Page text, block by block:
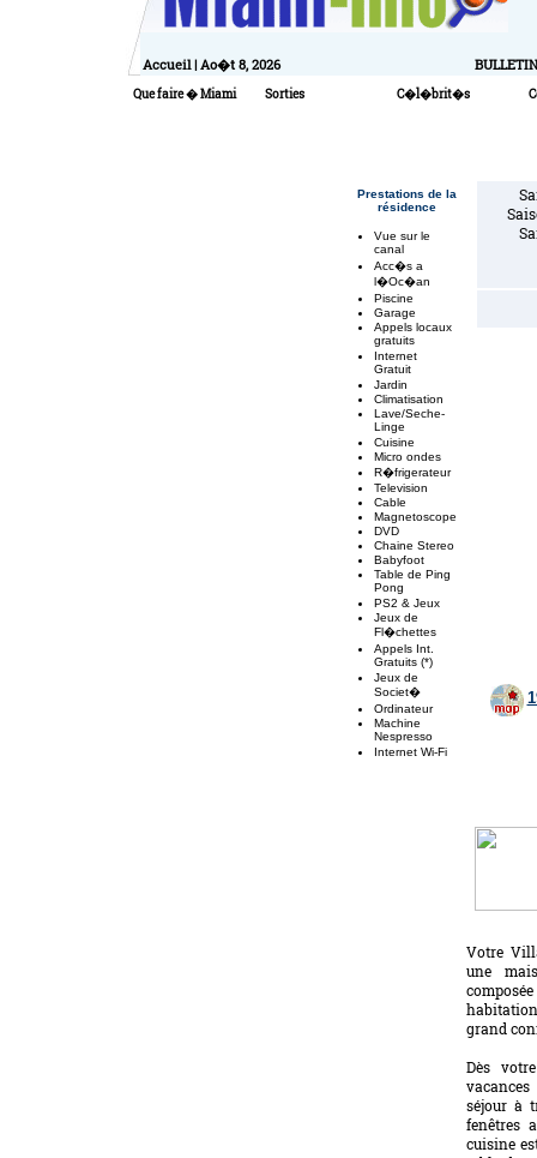
Accueil| Ao�t 8, 2026
Que faire � Miami Sorties C�l�brit�s
Prestations de la
résidence
Vue sur le
canal
Acc�s a
l�Oc�an
Piscine
Garage
Appels locaux
gratuits
Internet
Gratuit
Jardin
Climatisation
Lave/Seche-
Linge
Cuisine
Micro ondes
R�frigerateur
Television
Cable
Magnetoscope
DVD
Chaine Stereo
Babyfoot
Table de Ping
Pong
PS2 & Jeux
Jeux de
Fl�chettes
Appels Int.
Gratuits (*)
Jeux de
Societ�
Ordinateur
Machine
Nespresso
Internet Wi-Fi
Votre
une
grand
Dès
séjour à
fenêtres
cuisine